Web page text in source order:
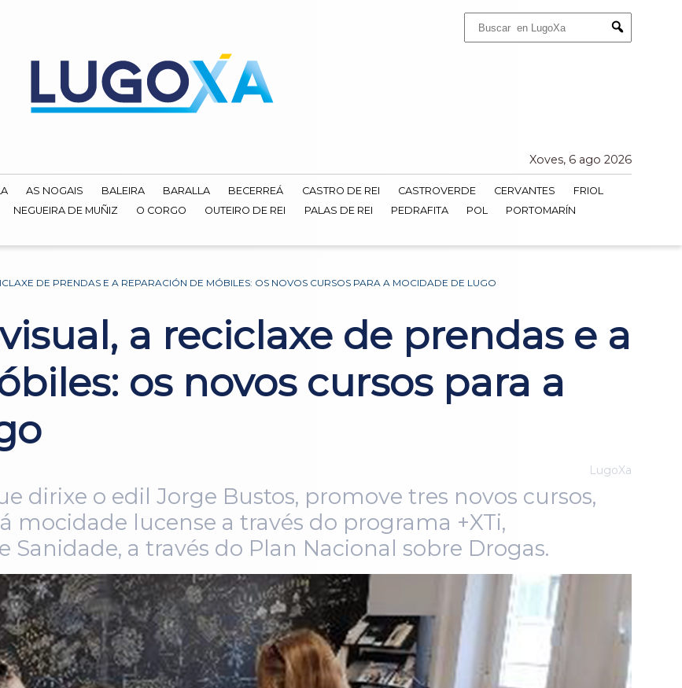
Submit
Xoves, 6 ago 2026
AS NOGAIS BALEIRA BARALLA BECERREÁ CASTRO DE REI CASTROVERDE CERVANTES
FRIOL
NEGUEIRA DE MUÑIZ O CORGO OUTEIRO DE REI PALAS DE REI PEDRAFITA POL
PORTOMARÍN
DE PRENDAS E A REPARACIÓN DE MÓBILES: OS NOVOS CURSOS PARA A MOCIDADE DE LUGO
a reciclaxe de prendas e a
os novos cursos para a
LugoXa
dirixe o edil Jorge Bustos, promove tres novos cursos,
mocidade lucense a través do programa +XTi,
a través do Plan Nacional sobre Drogas.